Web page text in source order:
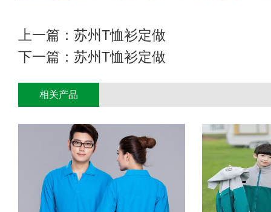
上一篇： 苏州T恤衫定做
下一篇： 苏州T恤衫定做
相关产品